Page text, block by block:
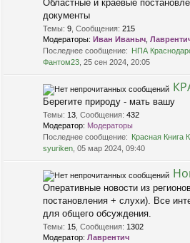
Областные и краевые
документы
Темы: 9 Сообщения: 215
Модераторы: Иван Иваныч
Последнее сообщение: НПА
Фантом23 , 25 сен 2024, 20:05
Берегите природу - мать вашу
Темы: 13 Сообщения: 432
Модератор: Модераторы
Последнее сообщение: Красная Книга
syuriken , 05 мар 2024, 09:40
Оперативные новости из
постановления + слухи). Все
для общего обсуждения.
Темы: 15 Сообщения: 1302
Модератор: Лаврентич